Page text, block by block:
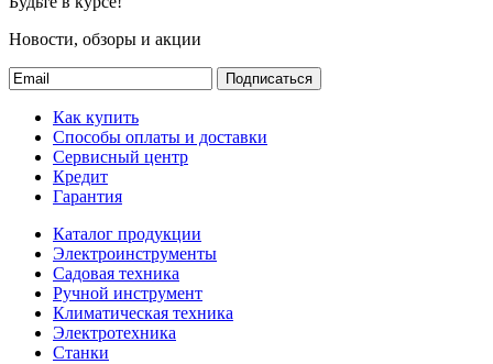
Новости, обзоры и акции
Подписаться
Как купить
Способы оплаты и доставки
Сервисный центр
Кредит
Гарантия
Каталог продукции
Электроинструменты
Садовая техника
Ручной инструмент
Климатическая техника
Электротехника
Станки